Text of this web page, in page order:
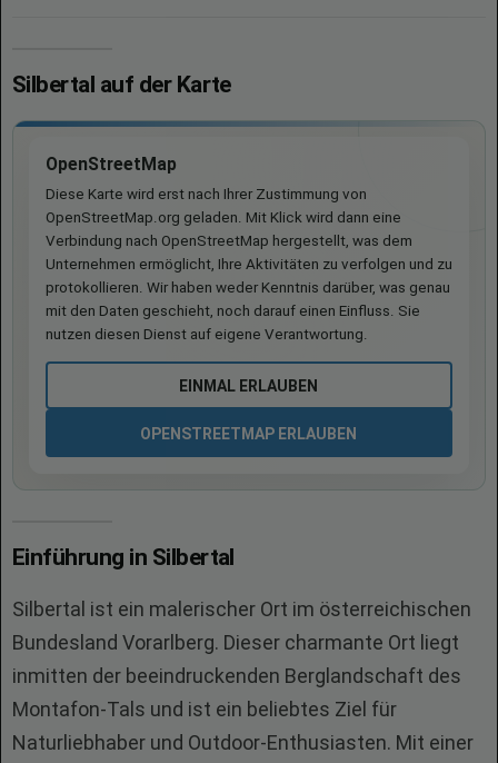
Silbertal auf der Karte
OpenStreetMap
Diese Karte wird erst nach Ihrer Zustimmung von
OpenStreetMap.org geladen. Mit Klick wird dann eine
Verbindung nach OpenStreetMap hergestellt, was dem
Unternehmen ermöglicht, Ihre Aktivitäten zu verfolgen und zu
protokollieren. Wir haben weder Kenntnis darüber, was genau
mit den Daten geschieht, noch darauf einen Einfluss. Sie
nutzen diesen Dienst auf eigene Verantwortung.
EINMAL ERLAUBEN
OPENSTREETMAP ERLAUBEN
Einführung in Silbertal
Silbertal ist ein malerischer Ort im österreichischen
Bundesland Vorarlberg. Dieser charmante Ort liegt
inmitten der beeindruckenden Berglandschaft des
Montafon-Tals und ist ein beliebtes Ziel für
Naturliebhaber und Outdoor-Enthusiasten. Mit einer